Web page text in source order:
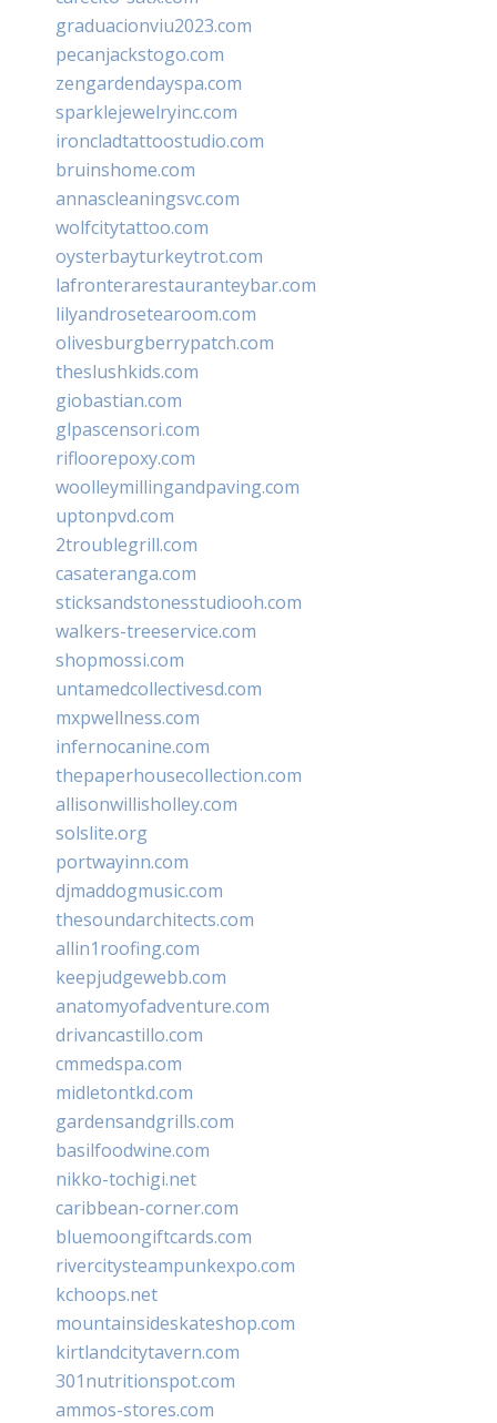
graduacionviu2023.com
pecanjackstogo.com
zengardendayspa.com
sparklejewelryinc.com
ironcladtattoostudio.com
bruinshome.com
annascleaningsvc.com
wolfcitytattoo.com
oysterbayturkeytrot.com
lafronterarestauranteybar.com
lilyandrosetearoom.com
olivesburgberrypatch.com
theslushkids.com
giobastian.com
glpascensori.com
rifloorepoxy.com
woolleymillingandpaving.com
uptonpvd.com
2troublegrill.com
casateranga.com
sticksandstonesstudiooh.com
walkers-treeservice.com
shopmossi.com
untamedcollectivesd.com
mxpwellness.com
infernocanine.com
thepaperhousecollection.com
allisonwillisholley.com
solslite.org
portwayinn.com
djmaddogmusic.com
thesoundarchitects.com
allin1roofing.com
keepjudgewebb.com
anatomyofadventure.com
drivancastillo.com
cmmedspa.com
midletontkd.com
gardensandgrills.com
basilfoodwine.com
nikko-tochigi.net
caribbean-corner.com
bluemoongiftcards.com
rivercitysteampunkexpo.com
kchoops.net
mountainsideskateshop.com
kirtlandcitytavern.com
301nutritionspot.com
ammos-stores.com